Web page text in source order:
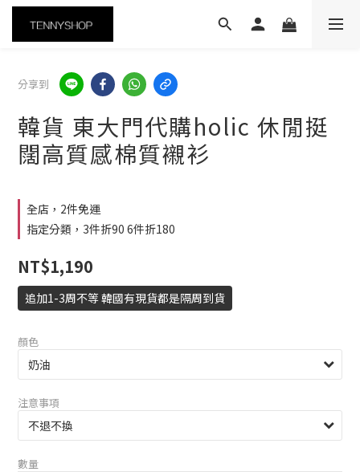
分享到
韓貨 東大門代購holic 休閒挺
闊高質感棉質襯衫
全店，2件免運
指定分類，3件折90 6件折180
NT$1,190
追加1-3周不等 韓國有現貨都是隔周到貨
顏色
注意事項
數量